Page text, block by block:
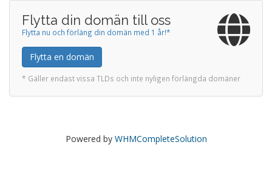
Flytta din domän till oss
Flytta nu och förläng din domän med 1 år!*
Flytta en domän
* Gäller endast vissa TLDs och inte nyligen förlängda domäner
Powered by WHMCompleteSolution